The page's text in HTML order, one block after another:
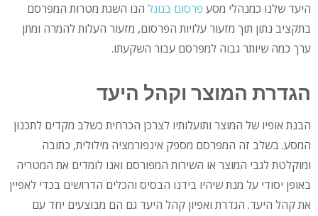
היעד שלנו כמנהלי מסע פרסום בגוגל הנו השגת מטרות המפרסם
בתקציב נתון תוך מזעור עלויות הפרסום, מזעור העלות להמרה ומתן
ערך כמה שיותר גבוה למפרסם עבור השקעתו.
הגדרת המוצר וקהל היעד
הבנת אופיו של המוצר ותועלותיו לצרכן הכרחית כשלב מקדים לתכנון
המסע. בשלב זה המפרסם מספק אינפורמציה מילולית, כתובה
ומוקלטת לגבי המוצר או השירות המפורסם ואנו לומדים את המטריה
באופן יסודי על מנת שיהיו בידנו הבסיס והכלים הדרושים בכדי לאפיין
את קהל היעד. הגדרת ואפיון קהל היעד גם הם מבוצעים יחד עם